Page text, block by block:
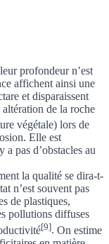
profondeur n’est
affichent ainsi une
et disparaissent
de la roche
végétale) lors de
Elle est
a pas d’obstacles au
la qualité se dira-t-
n’est souvent pas
de plastiques,
pollutions diffuses
[9]. On estime